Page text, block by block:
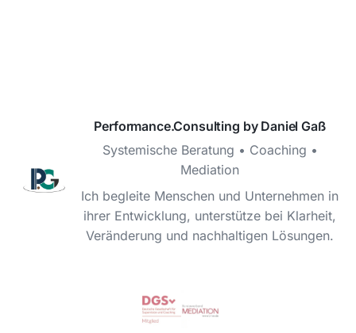
Performance.Consulting by Daniel Gaß
Systemische Beratung • Coaching •
Mediation
Ich begleite Menschen und Unternehmen in
ihrer Entwicklung, unterstütze bei Klarheit,
Veränderung und nachhaltigen Lösungen.